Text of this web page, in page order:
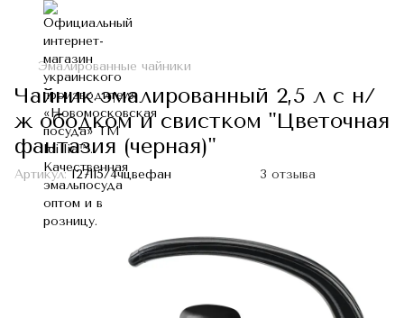
Эмалированные чайники
Чайник эмалированный 2,5 л с н/
ж ободком и свистком "Цветочная
фантазия (черная)"
Артикул:I27115/4чцвефан 3 отзыва